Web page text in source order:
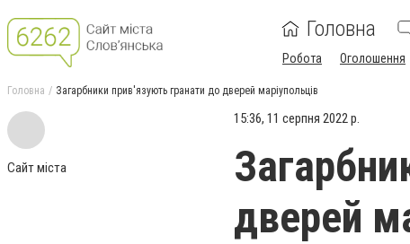
Головна
Робота Оголошення
Головна Загарбники прив'язують гранати до дверей маріупольців
Сайт міста
15:36, 11 серпня 2022 р.
дверей